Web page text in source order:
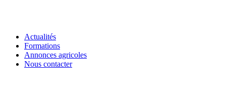
Actualités
Formations
Annonces agricoles
Nous contacter